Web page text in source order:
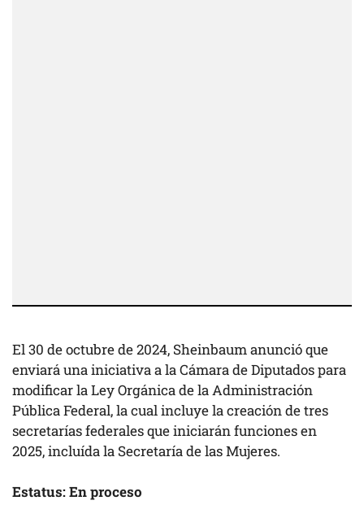
El 30 de octubre de 2024, Sheinbaum anunció que
enviará una iniciativa a la Cámara de Diputados para
modificar la Ley Orgánica de la Administración
Pública Federal, la cual incluye la creación de tres
secretarías federales que iniciarán funciones en
2025, incluída la Secretaría de las Mujeres.
Estatus: En proceso